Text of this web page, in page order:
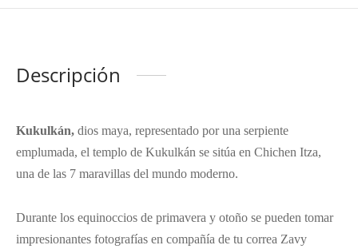
Descripción
Kukulkán, dios maya, representado por una serpiente
emplumada, el templo de Kukulkán se sitúa en Chichen Itza,
una de las 7 maravillas del mundo moderno.
Durante los equinoccios de primavera y otoño se pueden tomar
impresionantes fotografías en compañía de tu correa Zavy